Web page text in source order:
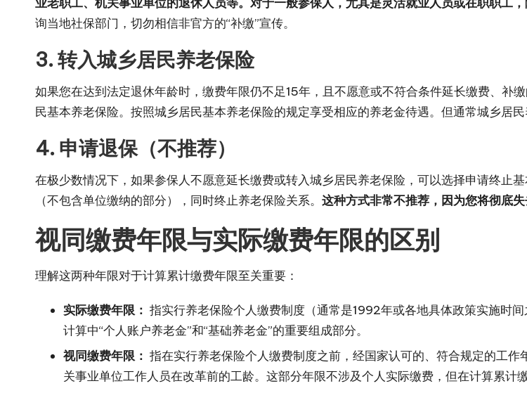
询当地社保部门，切勿相信非官方的“补缴”宣传。
3. 转入城乡居民养老保险
如果您在达到法定退休年龄时，缴费年限仍不足15年，且不愿意或不符合条件延长缴费、补
民基本养老保险。按照城乡居民基本养老保险的规定享受相应的养老金待遇。但通常城乡居
4. 申请退保（不推荐）
在极少数情况下，如果参保人不愿意延长缴费或转入城乡居民养老保险，可以选择申请终止
（不包含单位缴纳的部分），同时终止养老保险关系。 这种方式非常不推荐，因为您将彻底
视同缴费年限与实际缴费年限的区别
理解这两种年限对于计算累计缴费年限至关重要：
实际缴费年限： 指实行养老保险个人缴费制度（通常是1992年或各地具体政策实施时
计算中“个人账户养老金”和“基础养老金”的重要组成部分。
视同缴费年限： 指在实行养老保险个人缴费制度之前，经国家认可的、符合规定的工
关事业单位工作人员在改革前的工龄。这部分年限不涉及个人实际缴费，但在计算累计